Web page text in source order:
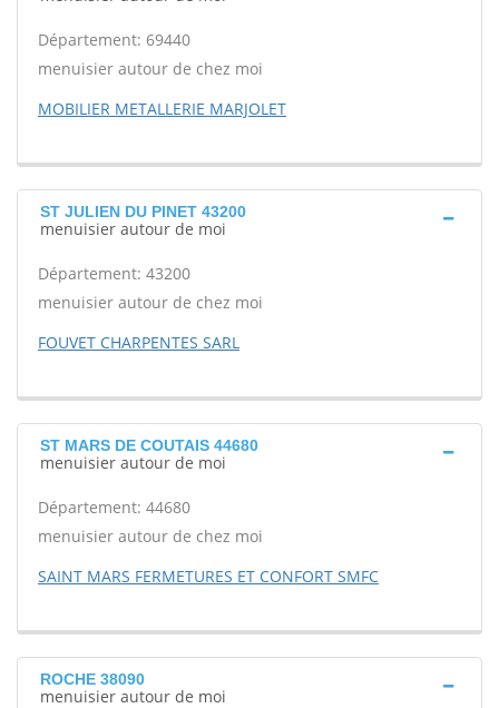
Département: 69440
menuisier autour de chez moi
MOBILIER METALLERIE MARJOLET
ST JULIEN DU PINET 43200
menuisier autour de moi
Département: 43200
menuisier autour de chez moi
FOUVET CHARPENTES SARL
ST MARS DE COUTAIS 44680
menuisier autour de moi
Département: 44680
menuisier autour de chez moi
SAINT MARS FERMETURES ET CONFORT SMFC
ROCHE 38090
menuisier autour de moi